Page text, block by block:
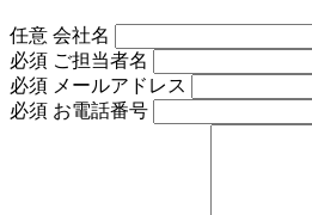
任意 会社名
必須 ご担当者名
必須 メールアドレス
必須 お電話番号